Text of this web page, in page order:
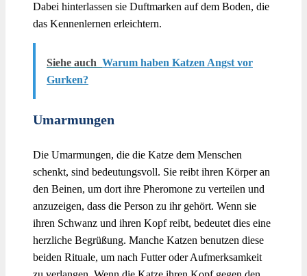
Dabei hinterlassen sie Duftmarken auf dem Boden, die
das Kennenlernen erleichtern.
Siehe auch Warum haben Katzen Angst vor
Gurken?
Umarmungen
Die Umarmungen, die die Katze dem Menschen
schenkt, sind bedeutungsvoll. Sie reibt ihren Körper an
den Beinen, um dort ihre Pheromone zu verteilen und
anzuzeigen, dass die Person zu ihr gehört. Wenn sie
ihren Schwanz und ihren Kopf reibt, bedeutet dies eine
herzliche Begrüßung. Manche Katzen benutzen diese
beiden Rituale, um nach Futter oder Aufmerksamkeit